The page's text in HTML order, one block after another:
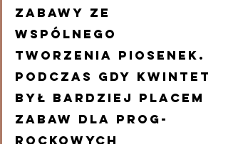
zabawy ze
wspólnego
tworzenia piosenek.
Podczas gdy kwintet
był bardziej placem
zabaw dla prog-
rockowych